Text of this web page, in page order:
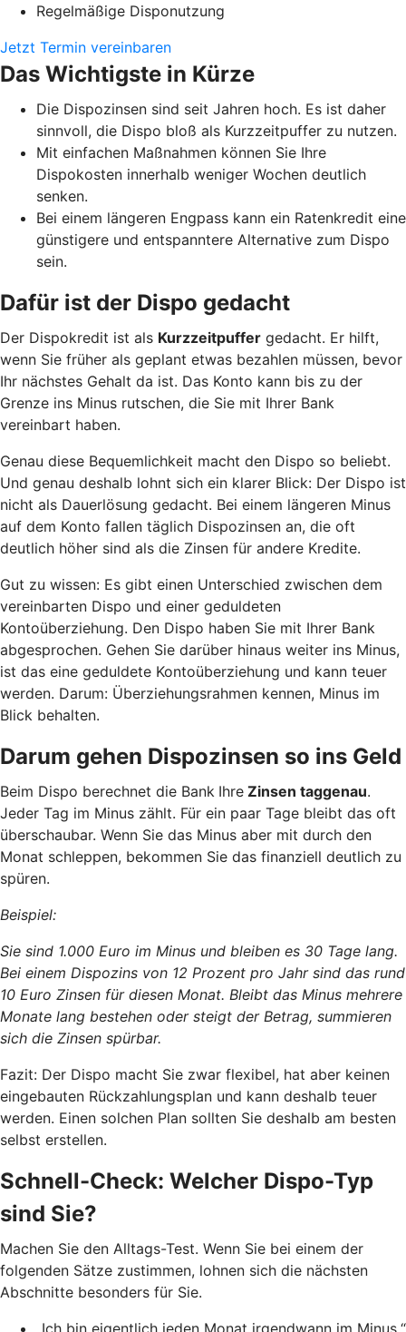
Regelmäßige Disponutzung
Jetzt Termin vereinbaren
Das Wichtigste in Kürze
Die Dispozinsen sind seit Jahren hoch. Es ist daher
sinnvoll, die Dispo bloß als Kurzzeitpuffer zu nutzen.
Mit einfachen Maßnahmen können Sie Ihre
Dispokosten innerhalb weniger Wochen deutlich
senken.
Bei einem längeren Engpass kann ein Ratenkredit eine
günstigere und entspanntere Alternative zum Dispo
sein.
Dafür ist der Dispo gedacht
Der Dispokredit ist als Kurzzeitpuffer gedacht. Er hilft,
wenn Sie früher als geplant etwas bezahlen müssen, bevor
Ihr nächstes Gehalt da ist. Das Konto kann bis zu der
Grenze ins Minus rutschen, die Sie mit Ihrer Bank
vereinbart haben.
Genau diese Bequemlichkeit macht den Dispo so beliebt.
Und genau deshalb lohnt sich ein klarer Blick: Der Dispo ist
nicht als Dauerlösung gedacht. Bei einem längeren Minus
auf dem Konto fallen täglich Dispozinsen an, die oft
deutlich höher sind als die Zinsen für andere Kredite.
Gut zu wissen: Es gibt einen Unterschied zwischen dem
vereinbarten Dispo und einer geduldeten
Kontoüberziehung. Den Dispo haben Sie mit Ihrer Bank
abgesprochen. Gehen Sie darüber hinaus weiter ins Minus,
ist das eine geduldete Kontoüberziehung und kann teuer
werden. Darum: Überziehungsrahmen kennen, Minus im
Blick behalten.
Darum gehen Dispozinsen so ins Geld
Beim Dispo berechnet die Bank Ihre Zinsen taggenau.
Jeder Tag im Minus zählt. Für ein paar Tage bleibt das oft
überschaubar. Wenn Sie das Minus aber mit durch den
Monat schleppen, bekommen Sie das finanziell deutlich zu
spüren.
Beispiel:
Sie sind 1.000 Euro im Minus und bleiben es 30 Tage lang.
Bei einem Dispozins von 12 Prozent pro Jahr sind das rund
10 Euro Zinsen für diesen Monat. Bleibt das Minus mehrere
Monate lang bestehen oder steigt der Betrag, summieren
sich die Zinsen spürbar.
Fazit: Der Dispo macht Sie zwar flexibel, hat aber keinen
eingebauten Rückzahlungsplan und kann deshalb teuer
werden. Einen solchen Plan sollten Sie deshalb am besten
selbst erstellen.
Schnell-Check: Welcher Dispo-Typ
sind Sie?
Machen Sie den Alltags-Test. Wenn Sie bei einem der
folgenden Sätze zustimmen, lohnen sich die nächsten
Abschnitte besonders für Sie.
„Ich bin eigentlich jeden Monat irgendwann im Minus.“